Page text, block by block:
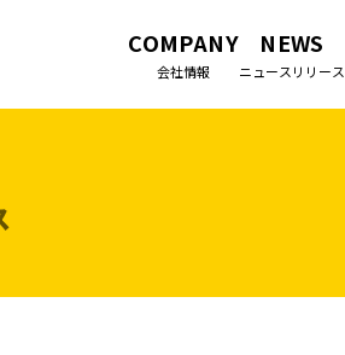
COMPANY
会社情報
NEWS
ニュースリリース